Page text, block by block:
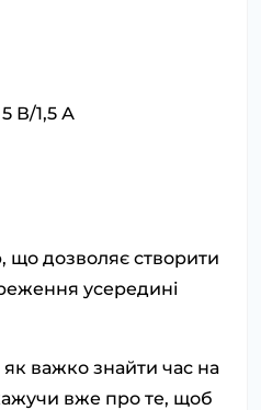
В/1,5 А
що дозволяє створити
усередині
як важко знайти час на
вже про те, щоб